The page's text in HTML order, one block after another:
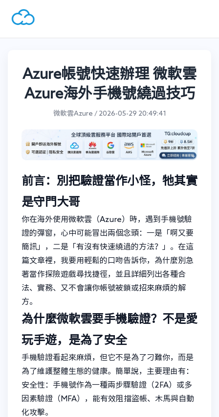
Azure帳號快速辦理 微軟雲
Azure海外手機號繞過技巧
微軟雲Azure / 2026-05-29 20:49:41
前言：別把驗證當作小怪，牠其實
是守門大哥
你在海外使用微軟雲（Azure）時，遇到手機號驗
證的彈窗，心中可能冒出兩個念頭：一是「啊又要
簡訊」，二是「有沒有快速繞過的方法？」。在這
篇文章裡，我要用輕鬆的口吻告訴你，為什麼別急
著當作探險遊戲尋找捷徑，並且詳細列出各種合
法、實務、又不會讓你帳號被鎖或招來麻煩的解
方。
為什麼微軟雲要手機驗證？不是愛
玩手遊，是為了安全
手機驗證看起來麻煩，但它不是為了刁難你，而是
為了維護整體生態的健康。簡單說，主要理由有：
安全性：手機號作為一種兩步驟驗證（2FA）或多
因素驗證（MFA），能有效阻擋盜帳、木馬與自動
化攻擊。